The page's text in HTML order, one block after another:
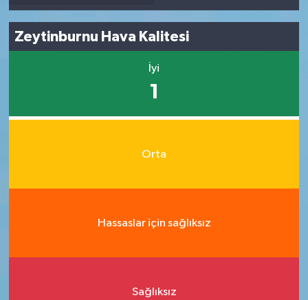
Zeytinburnu Hava Kalitesi
İyi
1
Orta
Hassaslar için sağlıksız
Sağlıksız